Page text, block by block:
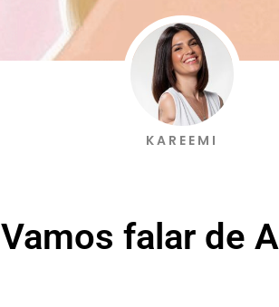
KAREEMI
Vamos falar de